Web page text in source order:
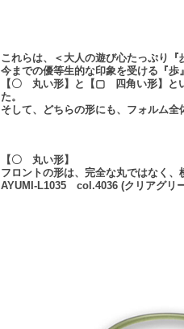
これらは、＜大人の遊び心たっぷり『
今までの優等生的な印象を受ける『歩
【〇 丸い形】と【▢ 四角い形】と
た。
そして、どちらの形にも、フォルム全
【〇 丸い形】
フロントの形は、完全な丸ではなく、
AYUMI-L1035 col.4036 (クリアグリー